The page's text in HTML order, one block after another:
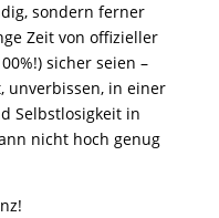
sondern ferner
Zeit von offizieller
sicher seien –
unverbissen, in einer
Selbstlosigkeit in
nicht hoch genug